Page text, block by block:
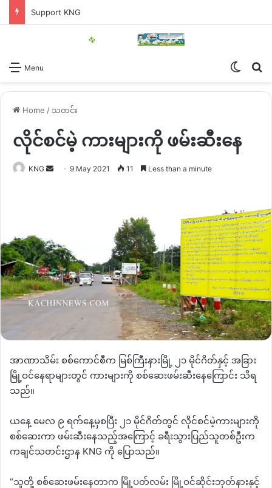
Support KNG
Menu
Home / သတင်း
လိုင်စင်မဲ့ ကားများကို ဖမ်းဆီးနေ
KNG
Send9 May 2021 11 Less than a minute
အာဏာသိမ်း စစ်ကောင်စီက မြစ်ကြီးနားမြို့ ၂၁ မိုင်ဂိတ်နှင့် အခြား
မြို့ဝင်နေရာများတွင် ကားများကို စစ်ဆေးဖမ်းဆီးနေကြောင်း သိရ
သည်။
ယနေ့ မေလ ၉ ရက်နေ့မှစပြီး ၂၁ မိုင်ဂိတ်တွင် လိုင်စင်မဲ့ကားများကို
စစ်ဆေးကာ ဖမ်းဆီးနေသည့်အကြောင့် ခရီးသွားပြည်သူတစ်ဦးက
ကချင်သတင်းဌာန KNG ကို ပြောသည်။
“သူတို့ စစ်ဆေးဖမ်းနေတာက မြို့ပတ်လမ်း မြို့ဝင်ဆိုင်းဘုတ်နားနှင့်